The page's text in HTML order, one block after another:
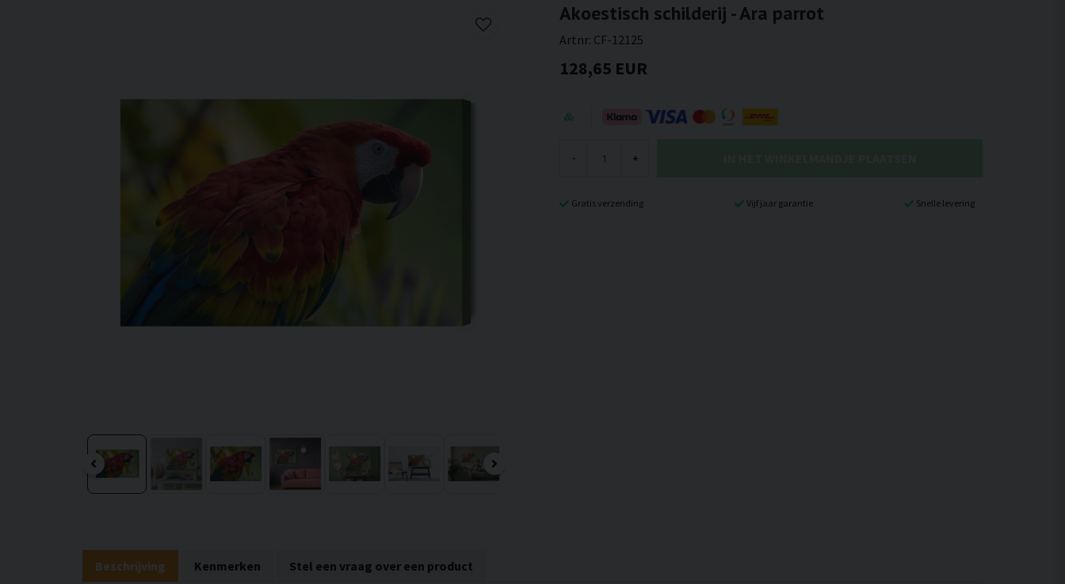
Akoestisch schilderij - Ara parrot
Artnr: CF-12125
128,65 EUR
- +
Gratis verzending Vijf jaar garantie Snelle levering
Beschrijving Kenmerken Stel een vraag over een product